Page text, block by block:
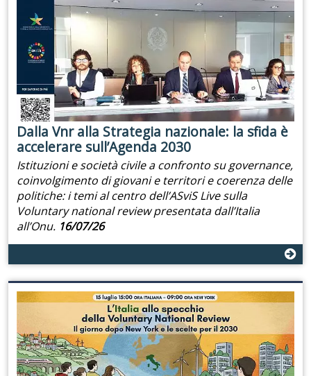
Dalla Vnr alla Strategia nazionale: la sfida è
accelerare sull’Agenda 2030
Istituzioni e società civile a confronto su governance,
coinvolgimento di giovani e territori e coerenza delle
politiche: i temi al centro dell’ASviS Live sulla
Voluntary national review presentata dall’Italia
all’Onu. 16/07/26